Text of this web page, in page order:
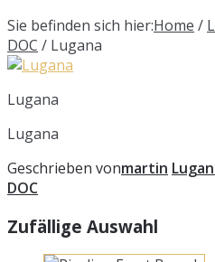
Sie befinden sich hier:Home /
DOC / Lugana
Lugana
Lugana
Geschrieben vonmartin
DOC
Zufällige Auswahl